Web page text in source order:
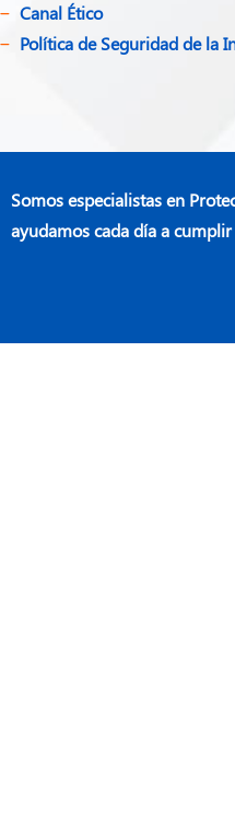
Canal Ético
Política de Seguridad de la
Somos especialistas en
ayudamos cada día a